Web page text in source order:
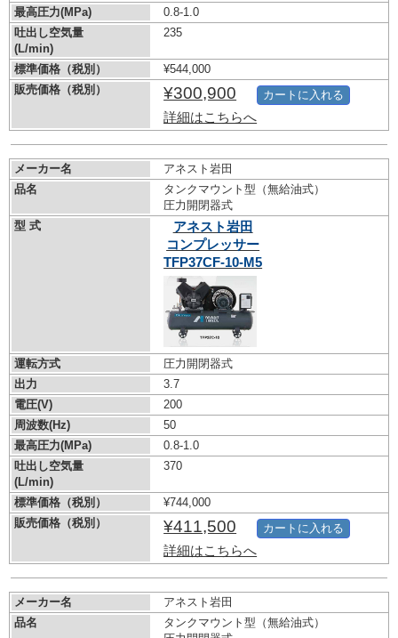
最高圧力(MPa)
0.8-1.0
吐出し空気量
(L/min)
235
標準価格（税別）
¥544,000
販売価格（税別）
¥300,900
詳細はこちらへ
カートに入れる
メーカー名
アネスト岩田
品名
タンクマウント型（無給油式）
圧力開閉器式
型 式
アネスト岩田
コンプレッサー
TFP37CF-10-M5
運転方式
圧力開閉器式
出力
3.7
電圧(V)
200
周波数(Hz)
50
最高圧力(MPa)
0.8-1.0
吐出し空気量
(L/min)
370
標準価格（税別）
¥744,000
販売価格（税別）
¥411,500
詳細はこちらへ
カートに入れる
メーカー名
アネスト岩田
品名
タンクマウント型（無給油式）